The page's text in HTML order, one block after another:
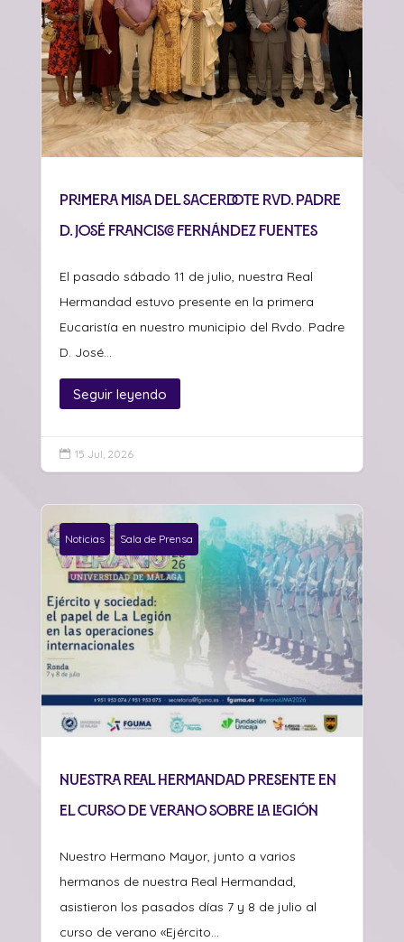
Primera misa del sacerdote Rvd. Padre
D. José Francisco Fernández Fuentes
El pasado sábado 11 de julio, nuestra Real
Hermandad estuvo presente en la primera
Eucaristía en nuestro municipio del Rvdo. Padre
D. José...
Seguir leyendo
 15 Jul, 2026
Noticias Sala de Prensa
Nuestra Real Hermandad presente en
el curso de verano sobre La Legión
Nuestro Hermano Mayor, junto a varios
hermanos de nuestra Real Hermandad,
asistieron los pasados días 7 y 8 de julio al
curso de verano «Ejército...